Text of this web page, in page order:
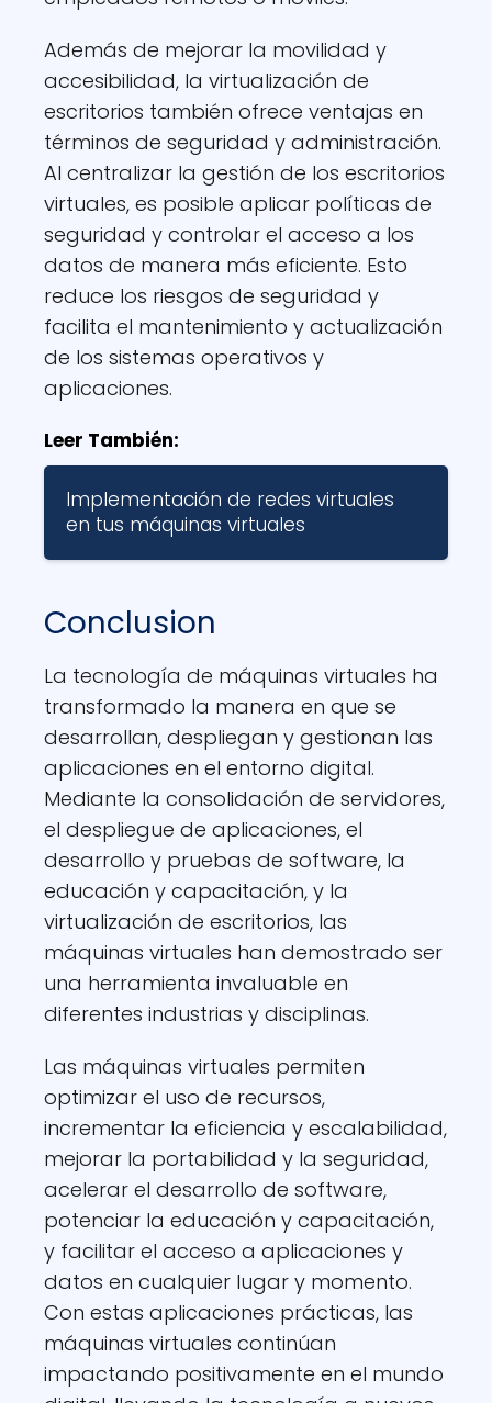
Además de mejorar la movilidad y
accesibilidad, la virtualización de
escritorios también ofrece ventajas en
términos de seguridad y administración.
Al centralizar la gestión de los escritorios
virtuales, es posible aplicar políticas de
seguridad y controlar el acceso a los
datos de manera más eficiente. Esto
reduce los riesgos de seguridad y
facilita el mantenimiento y actualización
de los sistemas operativos y
aplicaciones.
Leer También:
Implementación de redes virtuales
en tus máquinas virtuales
Conclusion
La tecnología de máquinas virtuales ha
transformado la manera en que se
desarrollan, despliegan y gestionan las
aplicaciones en el entorno digital.
Mediante la consolidación de servidores,
el despliegue de aplicaciones, el
desarrollo y pruebas de software, la
educación y capacitación, y la
virtualización de escritorios, las
máquinas virtuales han demostrado ser
una herramienta invaluable en
diferentes industrias y disciplinas.
Las máquinas virtuales permiten
optimizar el uso de recursos,
incrementar la eficiencia y escalabilidad,
mejorar la portabilidad y la seguridad,
acelerar el desarrollo de software,
potenciar la educación y capacitación,
y facilitar el acceso a aplicaciones y
datos en cualquier lugar y momento.
Con estas aplicaciones prácticas, las
máquinas virtuales continúan
impactando positivamente en el mundo